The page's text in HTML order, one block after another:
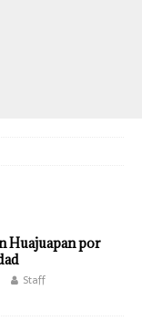
Huajuapan por
Staff